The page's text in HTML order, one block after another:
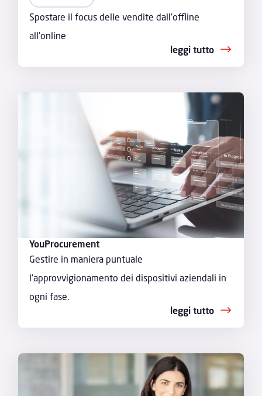
Spostare il focus delle vendite dall’offline
all’online
leggi tutto
YouProcurement
Gestire in maniera puntuale
l’approvvigionamento dei dispositivi aziendali in
ogni fase.
leggi tutto